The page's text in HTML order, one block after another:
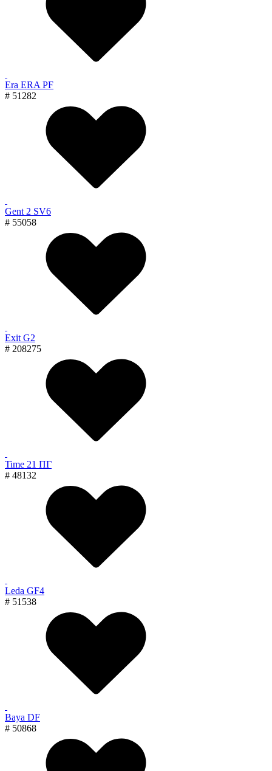
Era ERA PF
# 51282
Gent 2 SV6
# 55058
Exit G2
# 208275
Time 21 ПГ
# 48132
Leda GF4
# 51538
Baya DF
# 50868